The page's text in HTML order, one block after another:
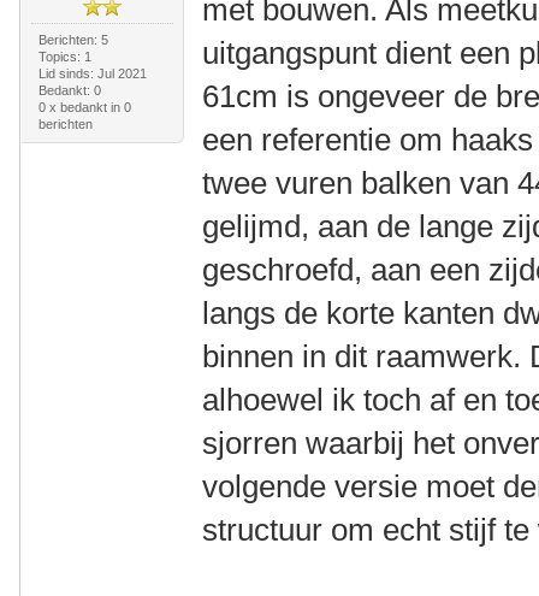
Berichten: 5
Topics: 1
Lid sinds: Jul 2021
Bedankt: 0
0 x bedankt in 0
berichten
met bouwen. Als
uitgangspunt dient een
61cm is ongeveer de
een referentie om
twee vuren balken van
gelijmd, aan de lange
geschroefd, aan een
langs de korte kanten
binnen in dit raamwerk.
alhoewel ik toch af en
sjorren waarbij het
volgende versie moet
structuur om echt stijf te